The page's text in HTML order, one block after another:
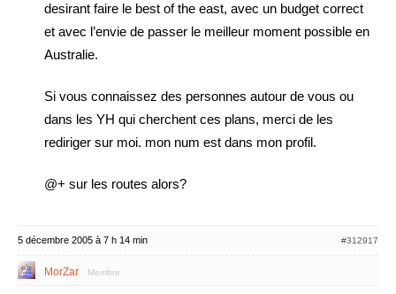
desirant faire le best of the east, avec un budget correct
et avec l’envie de passer le meilleur moment possible en
Australie.
Si vous connaissez des personnes autour de vous ou
dans les YH qui cherchent ces plans, merci de les
rediriger sur moi. mon num est dans mon profil.
@+ sur les routes alors?
5 décembre 2005 à 7 h 14 min #312917
MorZar Membre